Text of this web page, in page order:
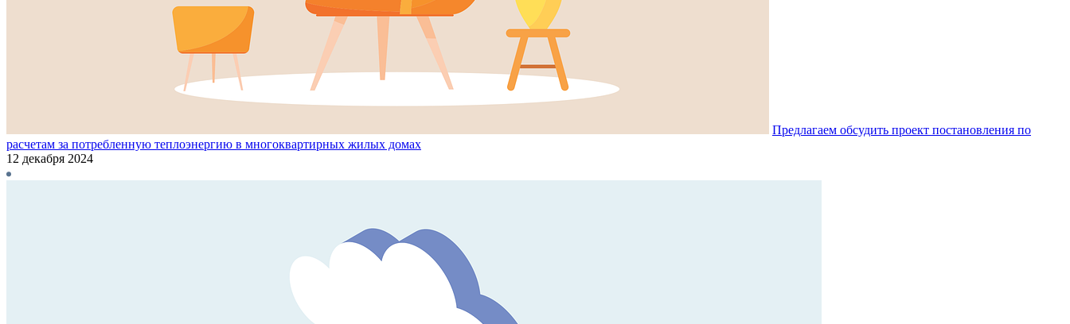
Предлагаем обсудить проект постановления по
расчетам за потребленную теплоэнергию в многоквартирных жилых домах
12 декабря 2024